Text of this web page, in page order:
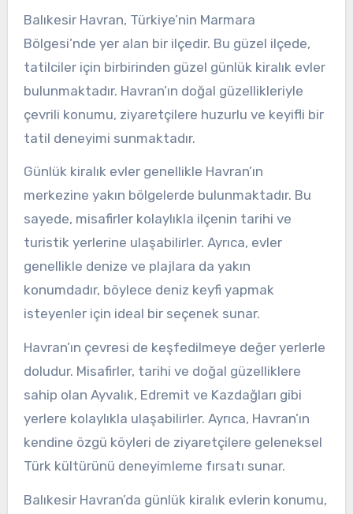
Balıkesir Havran, Türkiye’nin Marmara
Bölgesi’nde yer alan bir ilçedir. Bu güzel ilçede,
tatilciler için birbirinden güzel günlük kiralık evler
bulunmaktadır. Havran’ın doğal güzellikleriyle
çevrili konumu, ziyaretçilere huzurlu ve keyifli bir
tatil deneyimi sunmaktadır.
Günlük kiralık evler genellikle Havran’ın
merkezine yakın bölgelerde bulunmaktadır. Bu
sayede, misafirler kolaylıkla ilçenin tarihi ve
turistik yerlerine ulaşabilirler. Ayrıca, evler
genellikle denize ve plajlara da yakın
konumdadır, böylece deniz keyfi yapmak
isteyenler için ideal bir seçenek sunar.
Havran’ın çevresi de keşfedilmeye değer yerlerle
doludur. Misafirler, tarihi ve doğal güzelliklere
sahip olan Ayvalık, Edremit ve Kazdağları gibi
yerlere kolaylıkla ulaşabilirler. Ayrıca, Havran’ın
kendine özgü köyleri de ziyaretçilere geleneksel
Türk kültürünü deneyimleme fırsatı sunar.
Balıkesir Havran’da günlük kiralık evlerin konumu,